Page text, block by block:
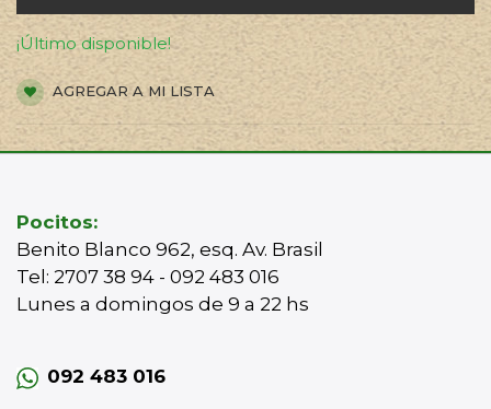
¡Último disponible!
AGREGAR A MI LISTA
Pocitos:
Benito Blanco 962, esq. Av. Brasil
Tel: 2707 38 94 - 092 483 016
Lunes a domingos de 9 a 22 hs
092 483 016